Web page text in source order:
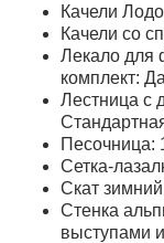
Качели
Качели со
Лекало для
комплект: Да
Лестница с
Песочница:
Сетка-
Скат
Стенка
выступами